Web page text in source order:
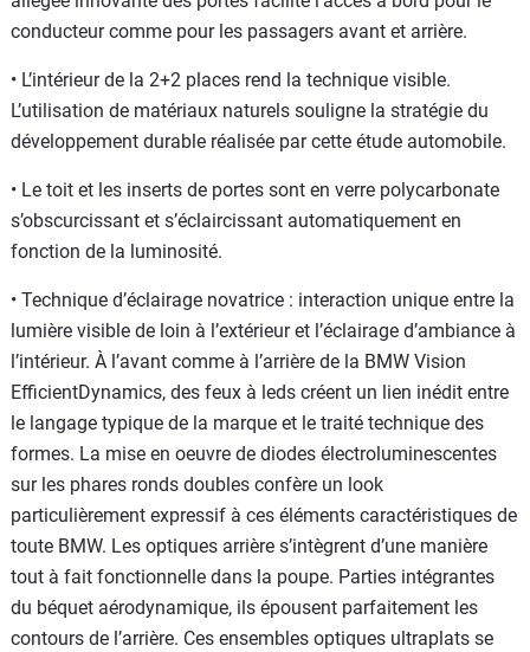
conducteur comme pour les passagers avant et arrière.
• L’intérieur de la 2+2 places rend la technique visible.
L’utilisation de matériaux naturels souligne la stratégie du
développement durable réalisée par cette étude automobile.
• Le toit et les inserts de portes sont en verre polycarbonate
s’obscurcissant et s’éclaircissant automatiquement en
fonction de la luminosité.
• Technique d’éclairage novatrice : interaction unique entre la
lumière visible de loin à l’extérieur et l’éclairage d’ambiance à
l’intérieur. À l’avant comme à l’arrière de la BMW Vision
EfficientDynamics, des feux à leds créent un lien inédit entre
le langage typique de la marque et le traité technique des
formes. La mise en oeuvre de diodes électroluminescentes
sur les phares ronds doubles confère un look
particulièrement expressif à ces éléments caractéristiques de
toute BMW. Les optiques arrière s’intègrent d’une manière
tout à fait fonctionnelle dans la poupe. Parties intégrantes
du béquet aérodynamique, ils épousent parfaitement les
contours de l’arrière. Ces ensembles optiques ultraplats se